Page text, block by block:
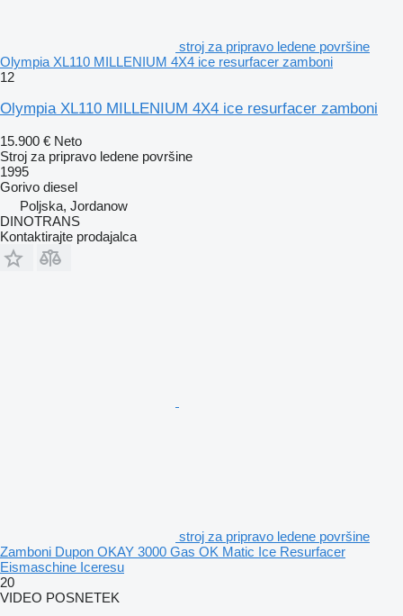
stroj za pripravo ledene površine
Olympia XL110 MILLENIUM 4X4 ice resurfacer zamboni
12
Olympia XL110 MILLENIUM 4X4 ice resurfacer zamboni
15.900 € Neto
Stroj za pripravo ledene površine
1995
Gorivo diesel
Poljska, Jordanow
DINOTRANS
Kontaktirajte prodajalca
stroj za pripravo ledene površine
Zamboni Dupon OKAY 3000 Gas OK Matic Ice Resurfacer
Eismaschine Iceresu
20
VIDEO POSNETEK